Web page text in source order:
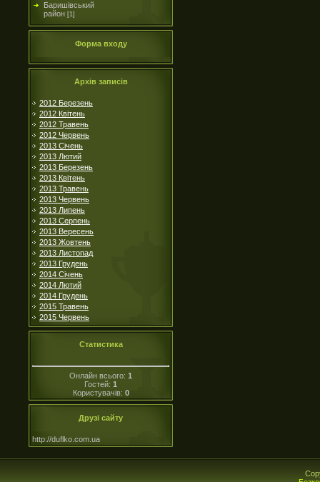
Баришівський
район [1]
Форма входу
Архів записів
2012 Березень
2012 Квітень
2012 Травень
2012 Червень
2013 Січень
2013 Лютий
2013 Березень
2013 Квітень
2013 Травень
2013 Червень
2013 Липень
2013 Серпень
2013 Вересень
2013 Жовтень
2013 Листопад
2013 Грудень
2014 Січень
2014 Лютий
2014 Грудень
2015 Травень
2015 Червень
Статистика
Онлайн всього: 1
Гостей: 1
Користувачів: 0
Друзі сайту
http://duflko.com.ua